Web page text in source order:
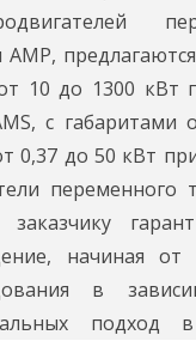
AMP,
10 до 1300 кВт
с
0,37 до 50 кВт
переменного
начиная
в
подход